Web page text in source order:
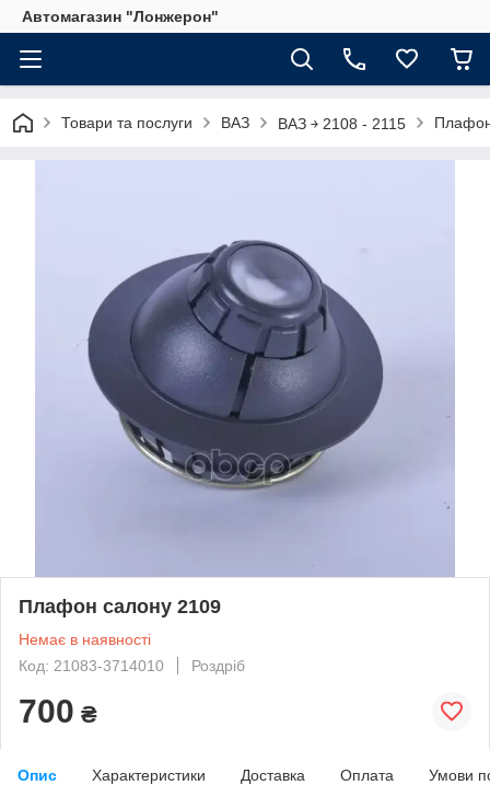
Автомагазин "Лонжерон"
Товари та послуги ВАЗ ВАЗ ￫ 2108 - 2115
Плафон салону 2109
Немає в наявності
Код: 21083-3714010
Роздріб
700 ₴
Опис Характеристики Доставка Оплата Умови